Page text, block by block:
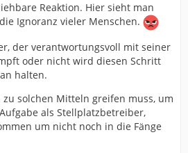
Reaktion. Hier sieht man
Ignoranz vieler Menschen.
der verantwortungsvoll mit seiner
oder nicht wird diesen Schritt
halten.
zu solchen Mitteln greifen muss, um
als Stellplatzbetreiber,
um nicht noch in die Fänge